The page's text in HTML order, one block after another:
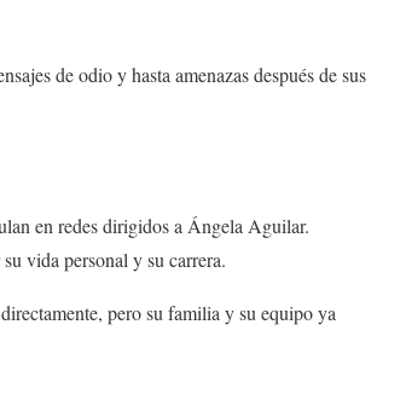
de odio y hasta amenazas después de sus
en redes dirigidos a Ángela Aguilar.
vida personal y su carrera.
pero su familia y su equipo ya